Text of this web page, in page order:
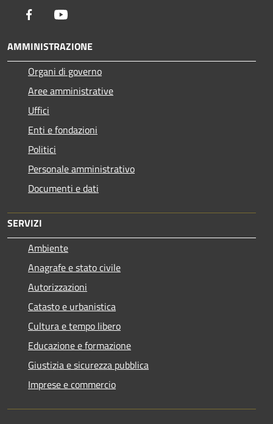
Facebook
AMMINISTRAZIONE
Organi di governo
Aree amministrative
Uffici
Enti e fondazioni
Politici
Personale amministrativo
Documenti e dati
SERVIZI
Ambiente
Anagrafe e stato civile
Autorizzazioni
Catasto e urbanistica
Cultura e tempo libero
Educazione e formazione
Giustizia e sicurezza pubblica
Imprese e commercio